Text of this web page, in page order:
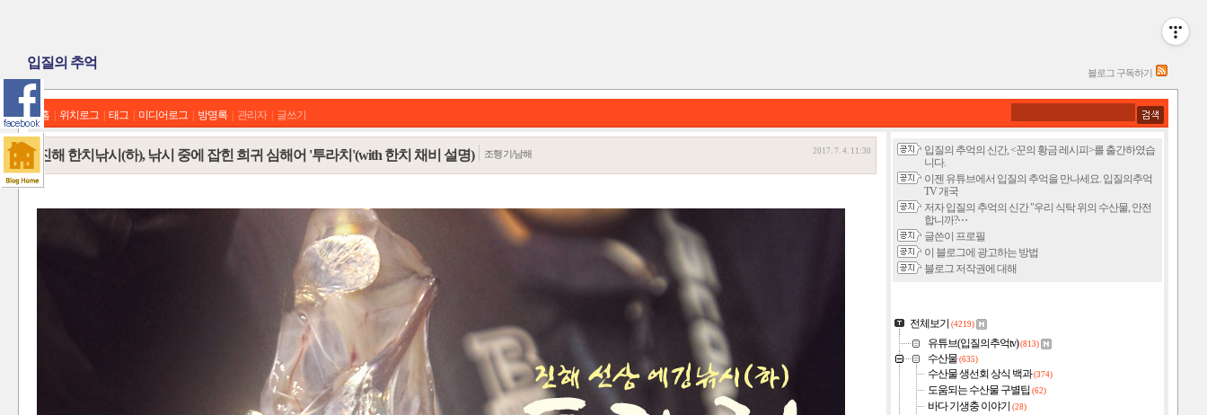
입질의 추억
블로그 구독하기
홈 위치로그 태그 미디어로그 방명록 관리자 글쓰기
진해 한치낚시(하), 낚시 중에 잡힌 희귀 심해어 '투라치'(with 한치 채비 설명) 조행기/남해 2017. 7. 4. 11:30
입질의 추억의 신간, <꾼의 황금 레시피>를 출간하였습
니다.
이젠 유튜브에서 입질의 추억을 만나세요. 입질의추억
TV 개국
저자 입질의 추억의 신간 "우리 식탁 위의 수산물, 안전
합니까?⋯
글쓴이 프로필
이 블로그에 광고하는 방법
블로그 저작권에 대해
전체보기 (4219)
유튜브(입질의추억tv)(813)
수산물 (635)
수산물 생선회 상식 백과(374)
도움되는 수산물 구별팁 (62)
바다 기생충 이야기 (28)